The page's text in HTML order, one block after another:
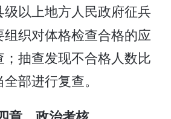
以上地方人民政府征兵
织对体格检查合格的应
抽查发现不合格人数比
部进行复查。